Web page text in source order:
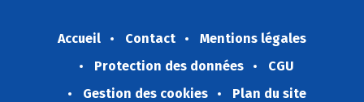
Accueil Contact
Mentions légales
Protection des données
CGU
Gestion des cookies
Plan du site